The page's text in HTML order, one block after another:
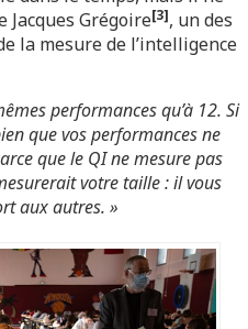
Jacques Grégoire[3], un des
la mesure de l’intelligence
performances qu’à 12. Si
que vos performances ne
que le QI ne mesure pas
votre taille : il vous
aux autres. »